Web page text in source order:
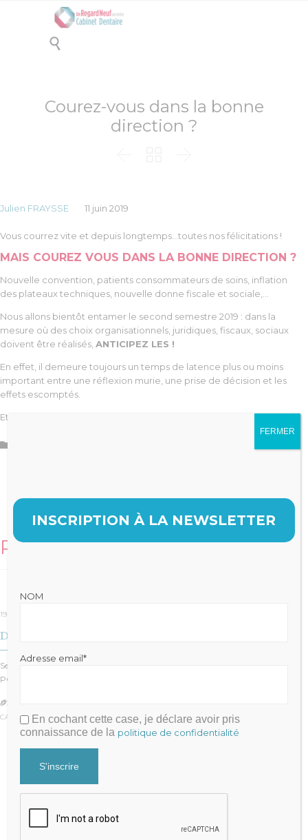

Courez-vous dans la bonne
direction ?
Julien FRAYSSE 11 juin 2019
Vous courrez vite et depuis longtemps…toutes nos félicitations !
MAIS COUREZ VOUS DANS LA BONNE DIRECTION ?
Nouvelle convention, patients consommateurs de soins, inflation
des plateaux techniques, nouvelle donne fiscale et sociale,…
Nous allons bientôt entamer le second semestre 2019 : dans la
mesure où des choix organisationnels, juridiques, fiscaux, sociaux
doivent être réalisés, ANTICIPEZ LES !
En effet, il demeure toujours un temps de latence plus ou moins
important entre une réflexion murie, une prise de décision et les
effets escomptés.
Et comme vous le savez tous : Time is money !

Related Stories
19 avril 2020
Des montagnes de dettes
Seules 5% des entreprises se voient refuser le prêt garanti par l’Etat, le fameux
PGE….
JULIEN FRAYSSE
CATÉGORIE : GESTION
INSCRIPTION À LA NEWSLETTER
NOM
Adresse email*
En cochant cette case, je déclare avoir pris
connaissance de la politique de confidentialité
FERMER